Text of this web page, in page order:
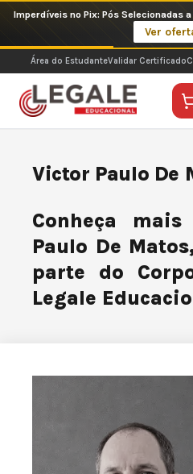
o
conteúdo
Imperdíveis no Pix: Pós Selecionadas
Ver
Área do EstudanteValidar Certificado
Victor Paulo De
Conheça
Paulo De
parte do
Legale